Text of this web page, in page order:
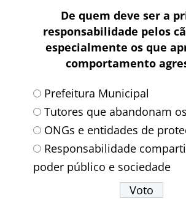
De quem deve ser a
responsabilidade pelos
especialmente os que
comportamento
Prefeitura Municipal
Tutores que abandonam
ONGs e entidades de
Responsabilidade
poder público e sociedade